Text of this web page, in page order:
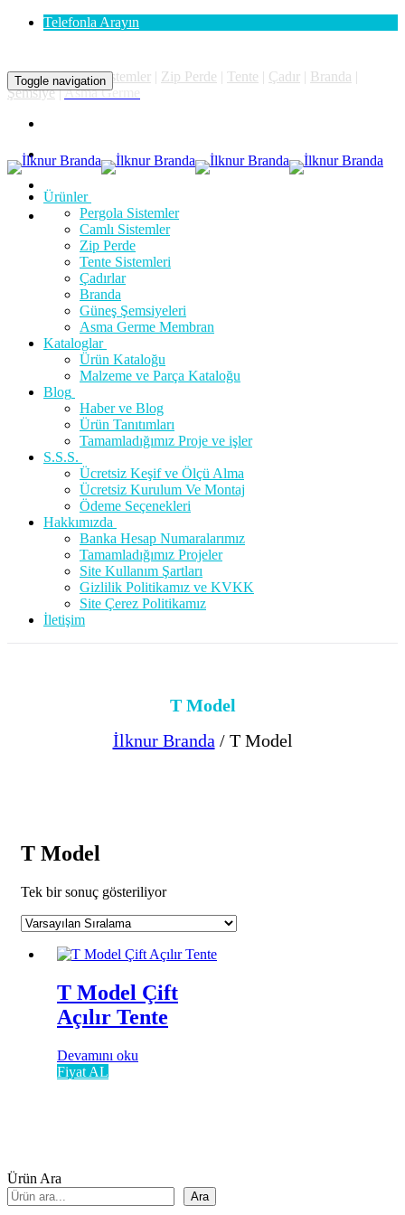
Telefonla Arayın
Pergola| Camlı Sistemler | Zip Perde | Tente | Çadır | Branda |
Şemsiye|Asma Germe
Toggle navigation
Ürünler
Pergola Sistemler
Camlı Sistemler
Zip Perde
Tente Sistemleri
Çadırlar
Branda
Güneş Şemsiyeleri
Asma Germe Membran
Kataloglar
Ürün Kataloğu
Malzeme ve Parça Kataloğu
Blog
Haber ve Blog
Ürün Tanıtımları
Tamamladığımız Proje ve işler
S.S.S.
Ücretsiz Keşif ve Ölçü Alma
Ücretsiz Kurulum Ve Montaj
Ödeme Seçenekleri
Hakkımızda
Banka Hesap Numaralarımız
Tamamladığımız Projeler
Site Kullanım Şartları
Gizlilik Politikamız ve KVKK
Site Çerez Politikamız
İletişim
T Model
İlknur Branda / T Model
T Model
Tek bir sonuç gösteriliyor
T Model Çift
Açılır Tente
Devamını oku
Fiyat AL
Ürün Ara
Ara